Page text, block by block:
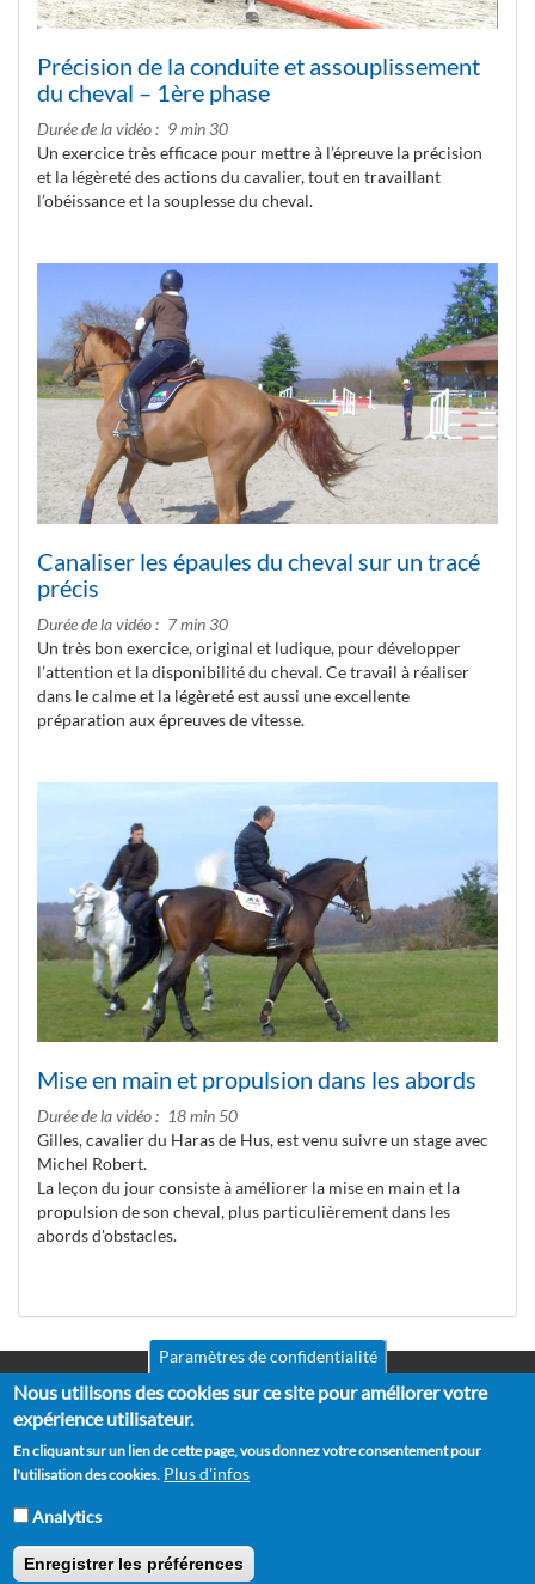
Précision de la conduite et assouplissement
du cheval – 1ère phase
Durée de la vidéo
9 min 30
Un exercice très efficace pour mettre à l’épreuve la précision
et la légèreté des actions du cavalier, tout en travaillant
l’obéissance et la souplesse du cheval.
Canaliser les épaules du cheval sur un tracé
précis
Durée de la vidéo
7 min 30
Un très bon exercice, original et ludique, pour développer
l’attention et la disponibilité du cheval. Ce travail à réaliser
dans le calme et la légèreté est aussi une excellente
préparation aux épreuves de vitesse.
Mise en main et propulsion dans les abords
Durée de la vidéo
18 min 50
Gilles, cavalier du Haras de Hus, est venu suivre un stage avec
Michel Robert.
La leçon du jour consiste à améliorer la mise en main et la
propulsion de son cheval, plus particulièrement dans les
abords d'obstacles.
Pied
de
page
Mentions légales
CGV
Politique de confidentialité
Politique de cookies
Contact
Paramètres de confidentialité
Nous utilisons des cookies sur ce site pour améliorer votre
expérience utilisateur.
En cliquant sur un lien de cette page, vous donnez votre consentement pour
l'utilisation des cookies. Plus d'infos
Analytics
Enregistrer les préférences